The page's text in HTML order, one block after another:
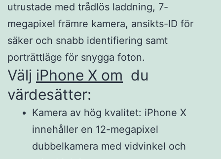
utrustade med trådlös laddning, 7-
megapixel främre kamera, ansikts-ID för
säker och snabb identifiering samt
porträttläge för snygga foton.
Välj iPhone X om du
värdesätter:
Kamera av hög kvalitet: iPhone X
innehåller en 12-megapixel
dubbelkamera med vidvinkel och